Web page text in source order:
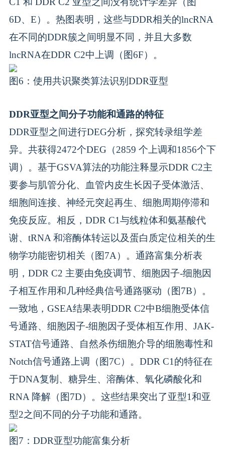
6D、E）。热图表明，这些与DDR相关的lncRNA
在不同的DDR簇之间明显不同，并且大多数
lncRNA在DDR C2中上调（图6F）。
图6：使用共识聚类算法识别DDR亚型
DDR亚型之间分子功能和通路的特征
DDR亚型之间进行DEG分析，探究转录组学差
异。共获得2472个DEG（2859 个上调和1856个下
调）。基于GSVA算法的功能注释显示DDR C2主
要参与肌管分化、血管内皮生长因子受体激活、
细胞间连接、神经元突起再生、细胞周期停滞和
免疫反应。相反，DDR C1与线粒体和氨基酸代
谢、tRNA 和溶酶体转运以及蛋白质定位相关的生
物学功能密切相关（图7A）。通路富集分析表
明，DDR C2 主要由免疫调节、细胞因子-细胞因
子相互作用和几种经典信号通路驱动（图7B）。
一致地，GSEA结果表明DDR C2中B细胞受体信
号通路、细胞因子-细胞因子受体相互作用、JAK-
STAT信号通路、自然杀伤细胞介导的细胞毒性和
Notch信号通路上调（图7C）。DDR C1的特征在
于DNA复制、糖异生、溶酶体、氧化磷酸化和
RNA 降解（图7D）。这些结果突出了亚型1和亚
型2之间不同的分子功能和通路。
图7：DDR亚型功能富集分析